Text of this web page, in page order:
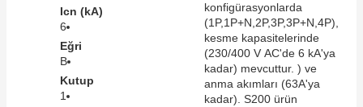
WinCC Unified Runtime Yazılımları
Icn (kA)
6
Eğri
B
Kutup
1
konfigürasyonlarda
(1P,1P+N,2P,3P,3P+N,4P),
kesme kapasitelerinde
(230/400 V AC'de 6 kA'ya
kadar) mevcuttur. ) ve
anma akımları (63A'ya
kadar). S200 ürün